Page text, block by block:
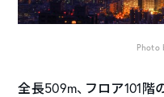
Photo
全長509m、フロア101